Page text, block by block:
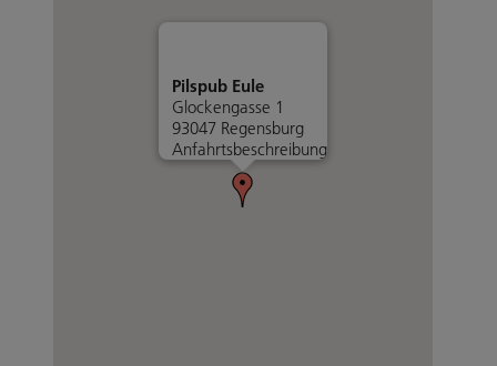
Pilspub Eule
Glockengasse 1
93047 Regensburg
Anfahrtsbeschreibung